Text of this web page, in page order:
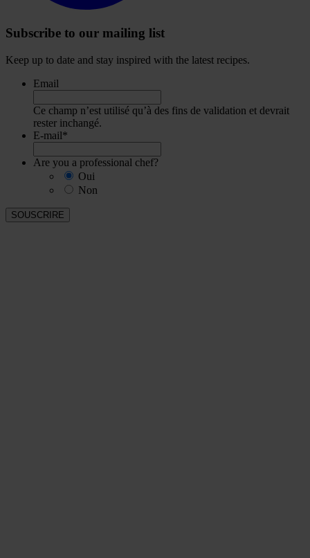
Subscribe to our mailing list
Keep up to date and stay inspired with the latest recipes.
Email
Ce champ n’est utilisé qu’à des fins de validation et devrait
rester inchangé.
E-mail*
Are you a professional chef?
Oui
Non